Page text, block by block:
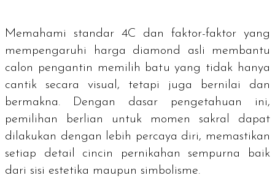
Memahami standar 4C dan faktor-faktor yang
mempengaruhi harga diamond asli membantu
calon pengantin memilih batu yang tidak hanya
cantik secara visual, tetapi juga bernilai dan
bermakna. Dengan dasar pengetahuan ini,
pemilihan berlian untuk momen sakral dapat
dilakukan dengan lebih percaya diri, memastikan
setiap detail cincin pernikahan sempurna baik
dari sisi estetika maupun simbolisme.